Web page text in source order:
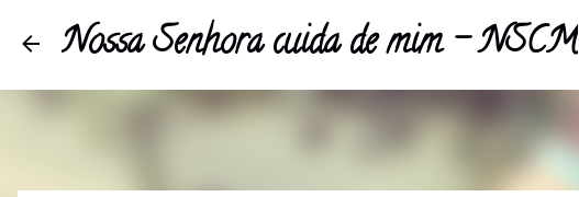
Nossa Senhora cuida de mim - NSCM